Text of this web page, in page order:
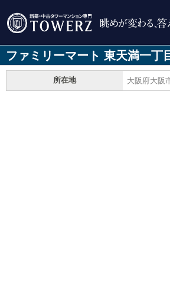
ファミリーマート 東天満一丁
所在地 大阪府大阪